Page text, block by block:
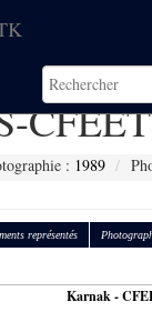
: 1989
représentés